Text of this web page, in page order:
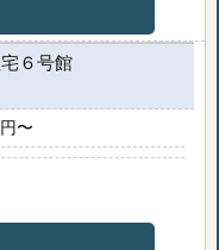
６号館
〜